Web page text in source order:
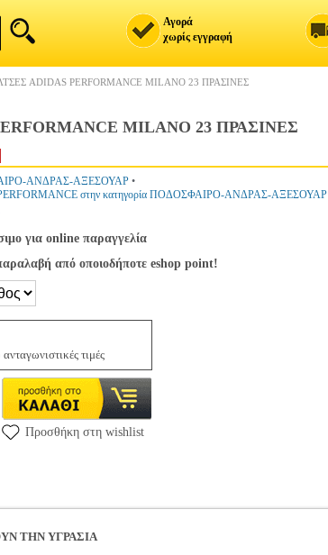
Αγορά
χωρίς εγγραφή
ADIDAS PERFORMANCE MILANO 23 ΠΡΑΣΙΝΕΣ
MILANO 23 ΠΡΑΣΙΝΕΣ
ΑΝΔΡΑΣ-ΑΞΕΣΟΥΑΡ •
στην κατηγορία ΠΟΔΟΣΦΑΙΡΟ-ΑΝΔΡΑΣ-ΑΞΕΣΟΥΑΡ
για online παραγγελία
από οποιοδήποτε eshop point!
τιμές
Προσθήκη στη wishlist
ΤΗΝ ΥΓΡΑΣΙΑ